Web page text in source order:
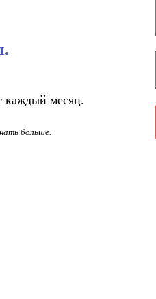
каждый месяц.
больше.